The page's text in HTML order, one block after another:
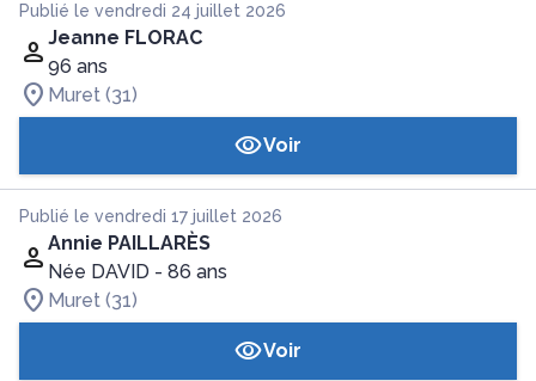
Publié le vendredi 24 juillet 2026
Jeanne FLORAC
96 ans
Muret (31)
Voir
Publié le vendredi 17 juillet 2026
Annie PAILLARÈS
Née DAVID - 86 ans
Muret (31)
Voir